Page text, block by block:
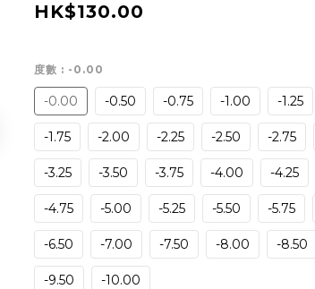
HK$130.00
度數 : -0.00
-0.00 -0.50 -0.75 -1.00 -1.25
-1.75 -2.00 -2.25 -2.50 -2.75
-3.25 -3.50 -3.75 -4.00 -4.25
-4.75 -5.00 -5.25 -5.50 -5.75
-6.50 -7.00 -7.50 -8.00 -8.50
-9.50 -10.00